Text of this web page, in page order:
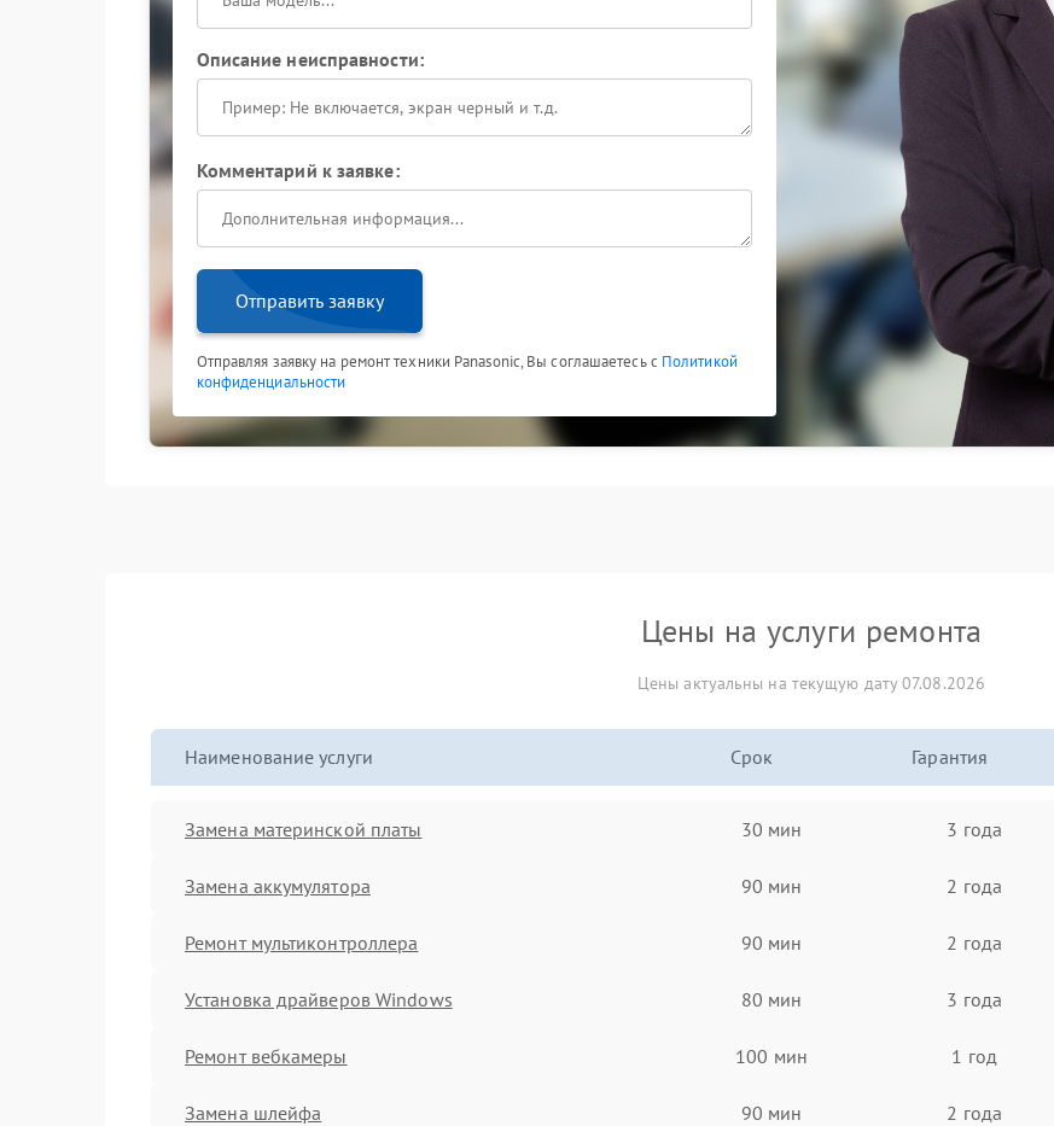
Описание неисправности:
Комментарий к заявке:
Отправить заявку
Отправляя заявку на ремонт техники Panasonic, Вы соглашаетесь с Политикой
конфиденциальности
Цены на услуги ремонта
Цены актуальны на текущую дату 07.08.2026
Наименование услуги Срок Гарантия
Замена материнской платы 30 мин 3 года
Замена аккумулятора 90 мин 2 года
Ремонт мультиконтроллера 90 мин 2 года
Установка драйверов Windows 80 мин 3 года
Ремонт вебкамеры 100 мин 1 год
Замена шлейфа 90 мин 2 года